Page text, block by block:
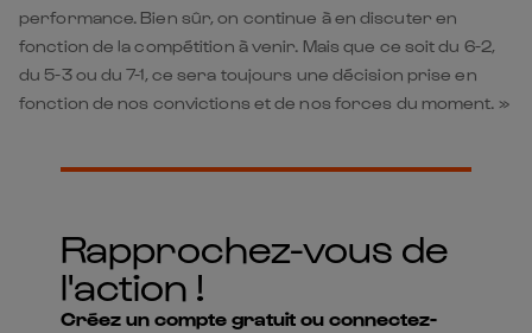
performance. Bien sûr, on continue à en discuter en
fonction de la compétition à venir. Mais que ce soit du 6-2,
du 5-3 ou du 7-1, ce sera toujours une décision prise en
fonction de nos convictions et de nos forces du moment. »
Rapprochez-vous de
l'action !
Créez un compte gratuit ou connectez-